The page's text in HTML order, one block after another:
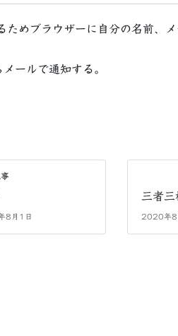
ためブラウザーに自分の名前、
ールで通知する。
8月1日
三者三
2020年8